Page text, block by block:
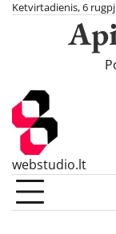
SkipKetvirtadienis, 6
webstudio.lt